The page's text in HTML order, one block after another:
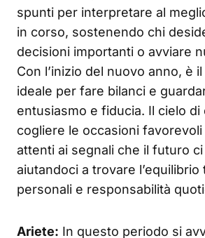
spunti per interpretare al
in corso, sostenendo chi
decisioni importanti o avviare
Con l’inizio del nuovo anno, è
ideale per fare bilanci e
entusiasmo e fiducia. Il cielo di
cogliere le occasioni
attenti ai segnali che il futuro
aiutandoci a trovare l’equilibrio
personali e responsabilità
Ariete: In questo periodo si